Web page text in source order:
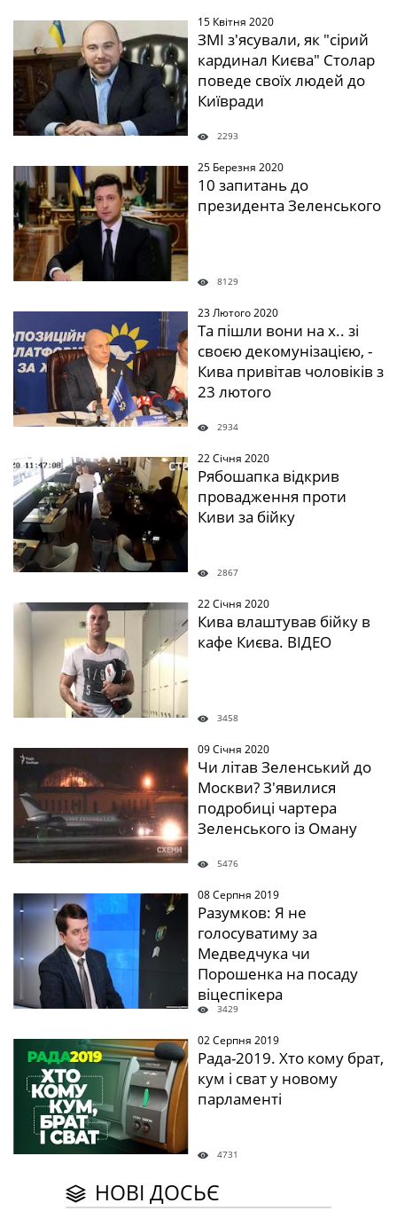
15 Квітня 2020
ЗМІ з'ясували, як "сірий
кардинал Києва" Столар
поведе своїх людей до
Київради
2293
25 Березня 2020
10 запитань до
президента Зеленського
8129
23 Лютого 2020
Та пішли вони на х.. зі
своєю декомунізацією, -
Кива привітав чоловіків з
23 лютого
2934
" /> 22 Січня 2020
Рябошапка відкрив
провадження проти
Киви за бійку
2867
" /> 22 Січня 2020
Кива влаштував бійку в
кафе Києва. ВІДЕО
3458
" /> 09 Січня 2020
Чи літав Зеленський до
Москви? З'явилися
подробиці чартера
Зеленського із Оману
5476
" /> 08 Серпня 2019
Разумков: Я не
голосуватиму за
Медведчука чи
Порошенка на посаду
віцеспікера
3429
02 Серпня 2019
Рада-2019. Хто кому брат,
кум і сват у новому
парламенті
4731
НОВІ ДОСЬЄ